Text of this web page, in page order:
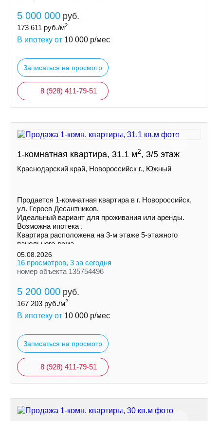
5 000 000 руб.
173 611 руб./м2
В ипотеку от 10 000 р/мес
Записаться на просмотр
8 (928) 411-79-51
1-комнатная квартира, 31.1 м2, 3/5 этаж
Краснодарский край, Новороссийск г., Южный
Продается 1‑комнатная квартира в г. Новороссийск,
ул. Героев Десантников.
Идеальный вариант для проживания или аренды.
Возможна ипотека .
Квартира расположена на 3-м этаже 5-этажного
панельного дома.
05.08.2026
16 просмотров, 3 за сегодня
номер объекта 135754496
5 200 000 руб.
167 203 руб./м2
В ипотеку от 10 000 р/мес
Записаться на просмотр
8 (928) 411-79-51